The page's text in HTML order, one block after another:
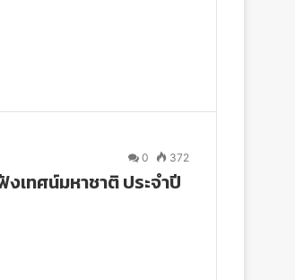
0 372
เทศน์มหาชาติ ประจำปี